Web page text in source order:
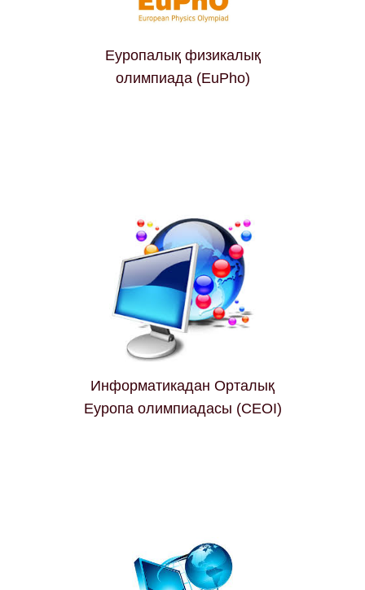
Еуропалық физикалық
олимпиада (EuPho)
Информатикадан Орталық
Еуропа олимпиадасы (CEOI)